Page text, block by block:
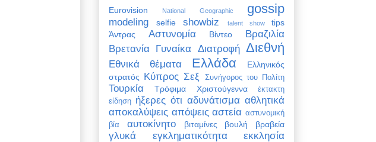
Eurovision National Geographic gossip
modeling selfie showbiz talent show
tips
Άντρας
Αστυνομία Βίντεο
Βραζιλία
Βρετανία Γυναίκα Διατροφή Διεθνή
Εθνικά θέματα Ελλάδα
Ελληνικός
στρατός Κύπρος Σεξ Συνήγορος του Πολίτη
Τουρκία Τρόφιμα Χριστούγεννα
έκτακτη
είδηση ήξερες ότι αδυνάτισμα αθλητικά
αποκαλύψεις απόψεις αστεία αστυνομική
βία
αυτοκίνητο βιταμίνες βουλή βραβεία
γλυκά εγκληματικότητα
εκκλησία